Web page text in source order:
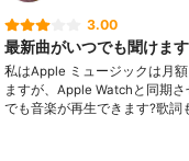
3.00
最新曲がいつでも聞けます
私はApple ミュージックは月
ますが、Apple Watchと同期
でも音楽が再生できます?歌詞